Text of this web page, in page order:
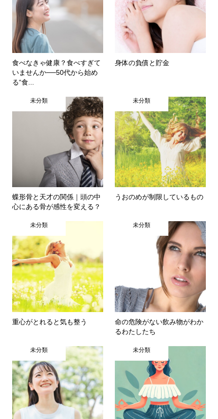
食べなきゃ健康？食べすぎて
いませんか──50代から始め
る“食...
身体の負債と貯金
未分類
蝶形骨と天才の関係｜頭の中
心にある骨が感性を変える？
未分類
うおのめが制限しているもの
未分類
重心がとれると気も整う
未分類
命の危険がない飲み物がわか
るわたしたち
未分類 未分類